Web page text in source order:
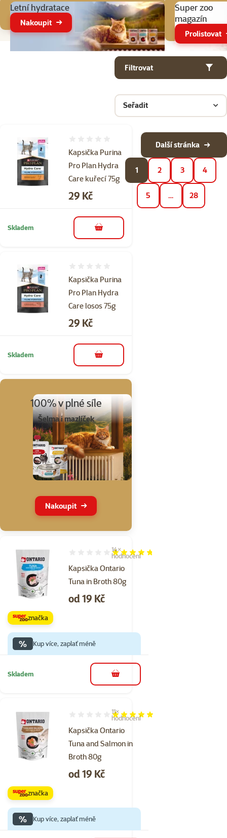
Letní hydratace
Nakoupit
Super zoo
magazín
Prolistovat
Parametrický filtr
Filtrovat
Vybrané filtry
Seřadit
Produkty v kategorii Kapsičky a konzervy pro kočky
Kapsička Purina
Pro Plan Hydra
Care kuřecí 75g
Cena
29 Kč
Skladem do košíku
Kapsička Purina
Pro Plan Hydra
Care losos 75g
Cena
29 Kč
Skladem do košíku
100% v plné síle
Šelma i mazlíček
Nakoupit
Kapsička Ontario
Tuna in Broth 80g
Hodnocení 94%, počet hodnocení: 14
14×
hodnocení
Cena
od 19 Kč
značka
% Kup více, zaplať méně
Skladem do košíku
Kapsička Ontario
Tuna and Salmon in
Broth 80g
Hodnocení 98%, počet hodnocení: 11
11×
hodnocení
Cena
od 19 Kč
značka
% Kup více, zaplať méně
1 2 3 4
5 … 28
Další stránka